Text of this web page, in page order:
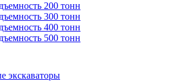
200 тонн
300 тонн
400 тонн
500 тонн
экскаваторы